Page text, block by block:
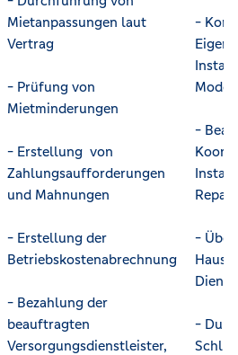
Mietanpassungen laut
Vertrag
- Prüfung von
Mietminderungen
- Erstellung von
Zahlungsaufforderungen
und Mahnungen
- Erstellung der
Betriebskostenabrechnung
- Bezahlung der
beauftragten
Versorgungsdienstleister,
-
-
-
Haus
-